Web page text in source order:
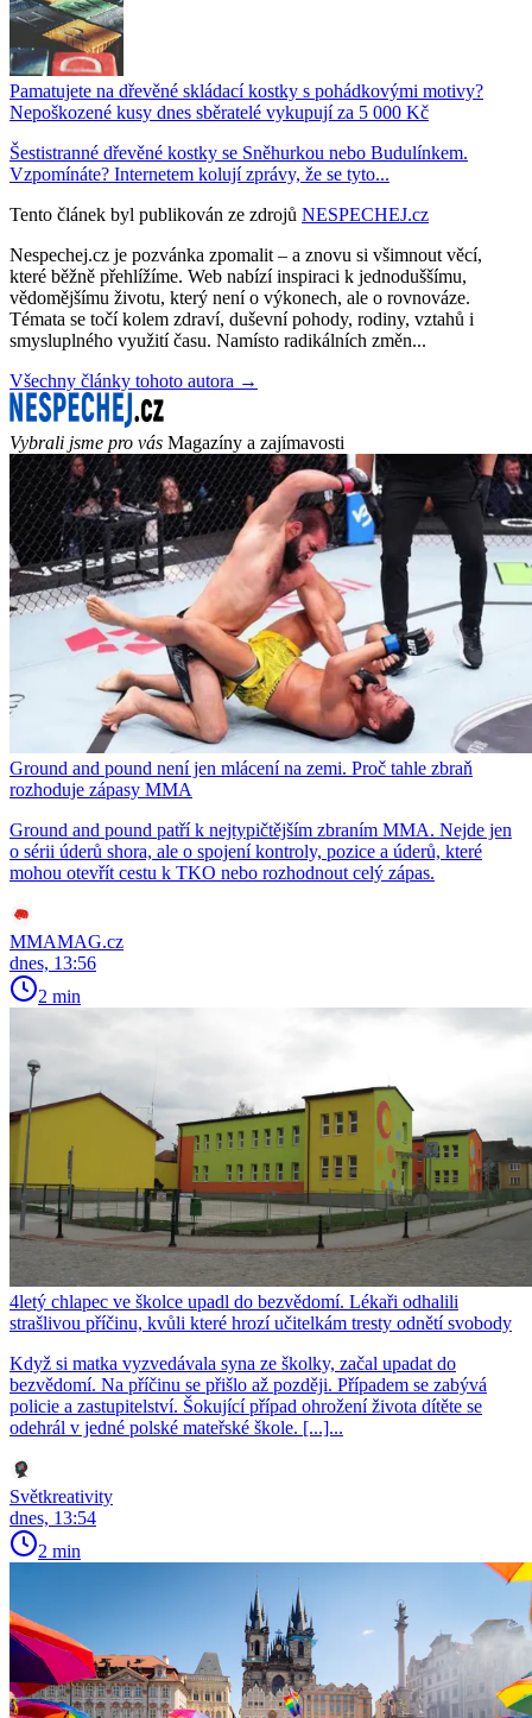
Pamatujete na dřevěné skládací kostky s pohádkovými motivy?
Nepoškozené kusy dnes sběratelé vykupují za 5 000 Kč
Šestistranné dřevěné kostky se Sněhurkou nebo Budulínkem.
Vzpomínáte? Internetem kolují zprávy, že se tyto...
Tento článek byl publikován ze zdrojů NESPECHEJ.cz
Nespechej.cz je pozvánka zpomalit – a znovu si všimnout věcí,
které běžně přehlížíme. Web nabízí inspiraci k jednoduššímu,
vědomějšímu životu, který není o výkonech, ale o rovnováze.
Témata se točí kolem zdraví, duševní pohody, rodiny, vztahů i
smysluplného využití času. Namísto radikálních změn...
Všechny články tohoto autora →
Vybrali jsme pro vás Magazíny a zajímavosti
Ground and pound není jen mlácení na zemi. Proč tahle zbraň
rozhoduje zápasy MMA
Ground and pound patří k nejtypičtějším zbraním MMA. Nejde jen
o sérii úderů shora, ale o spojení kontroly, pozice a úderů, které
mohou otevřít cestu k TKO nebo rozhodnout celý zápas.
MMAMAG.cz
dnes, 13:56
2 min
4letý chlapec ve školce upadl do bezvědomí. Lékaři odhalili
strašlivou příčinu, kvůli které hrozí učitelkám tresty odnětí svobody
Když si matka vyzvedávala syna ze školky, začal upadat do
bezvědomí. Na příčinu se přišlo až později. Případem se zabývá
policie a zastupitelství. Šokující případ ohrožení života dítěte se
odehrál v jedné polské mateřské škole. [...]...
Světkreativity
dnes, 13:54
2 min